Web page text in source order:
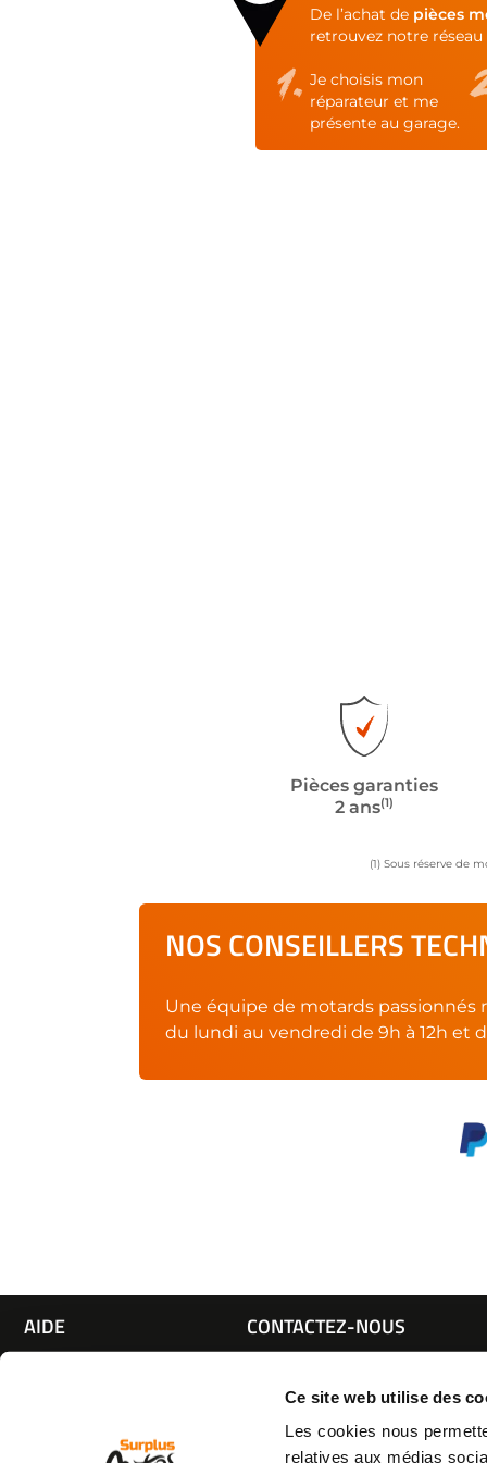
Ce site web utilise des
Les cookies nous
relatives aux médias
De l’achat de pièces
retrouvez notre
Je choisis mon
réparateur et me
présente au garage.
Pièces garanties
2 ans(1)
(1) Sous réserve de
NOS CONSEILLERS
Une équipe de motards passionnés
du lundi au vendredi de 9h à 12h et
AIDE
Espace pro
CONTACTEZ-NOUS
Par e-mail :Cliquez ici
05 63 42